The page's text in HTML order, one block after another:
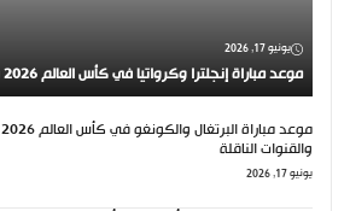
يونيو 17, 2026
موعد مباراة إنجلترا وكرواتيا في كأس العالم 2026 والقنوات الناقلة
موعد مباراة البرتغال والكونغو في كأس العالم 2026
والقنوات الناقلة
يونيو 17, 2026